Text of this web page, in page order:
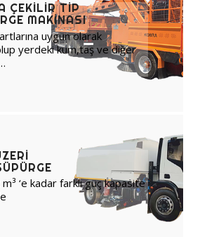
ÇEKILIR TIP
MAKINASI
uygun olarak
yerdeki kum,taş ve diğer
‘e kadar farklı güç kapasite